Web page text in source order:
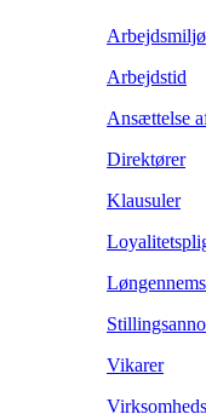
Arbejdsmiljø
Arbejdstid
Ansættelse
Direktører
Klausuler
Vikarer